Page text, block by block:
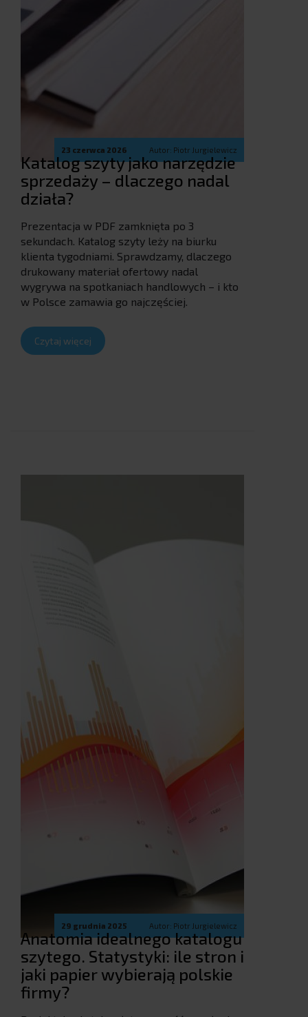
23 czerwca 2026 Autor: Piotr Jurgielewicz
Katalog szyty jako narzędzie
sprzedaży – dlaczego nadal
działa?
Prezentacja w PDF zamknięta po 3
sekundach. Katalog szyty leży na biurku
klienta tygodniami. Sprawdzamy, dlaczego
drukowany materiał ofertowy nadal
wygrywa na spotkaniach handlowych – i kto
w Polsce zamawia go najczęściej.
Czytaj więcej
29 grudnia 2025 Autor: Piotr Jurgielewicz
Anatomia idealnego katalogu
szytego. Statystyki: ile stron i
jaki papier wybierają polskie
firmy?